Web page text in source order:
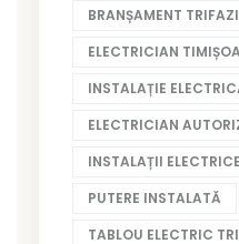
BRANȘAMENT
ELECTRICIAN
INSTALAȚIE
ELECTRICIAN
INSTALAȚII
PUTERE INSTALATĂ
TABLOU ELECTRIC